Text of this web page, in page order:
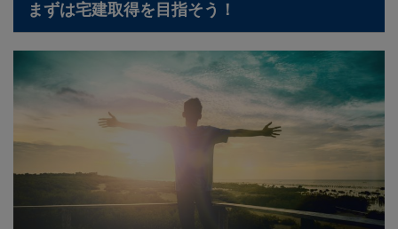
まずは宅建取得を目指そう！